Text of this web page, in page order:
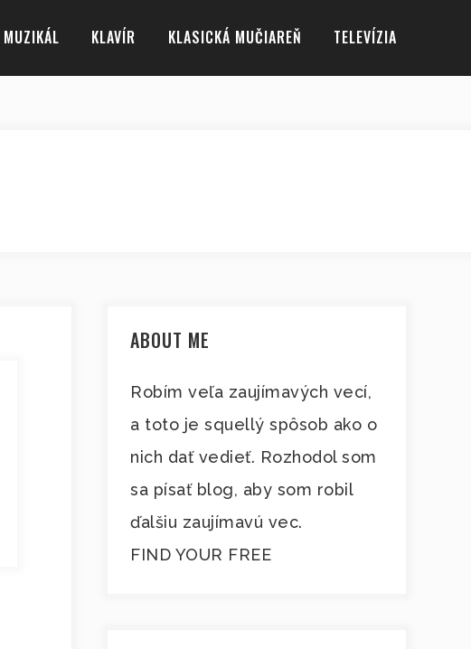
MUZIKÁL KLAVÍR KLASICKÁ MUČIAREŇ TELEVÍZIA
ABOUT ME
Robím veľa zaujímavých vecí,
a toto je squellý spôsob ako o
nich dať vedieť. Rozhodol som
sa písať blog, aby som robil
ďalšiu zaujímavú vec.
FIND YOUR FREE